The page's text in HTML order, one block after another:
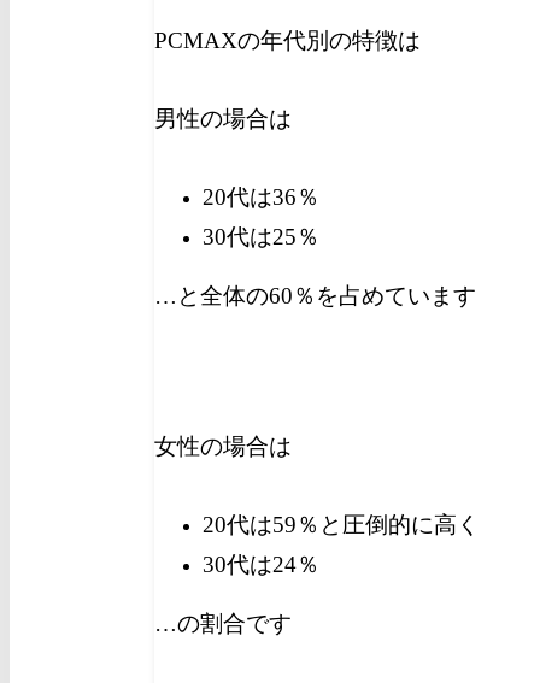
PCMAXの年代別の特徴は
男性の場合は
20代は36％
30代は25％
…と全体の60％を占めています
女性の場合は
20代は59％と圧倒的に高く
30代は24％
…の割合です